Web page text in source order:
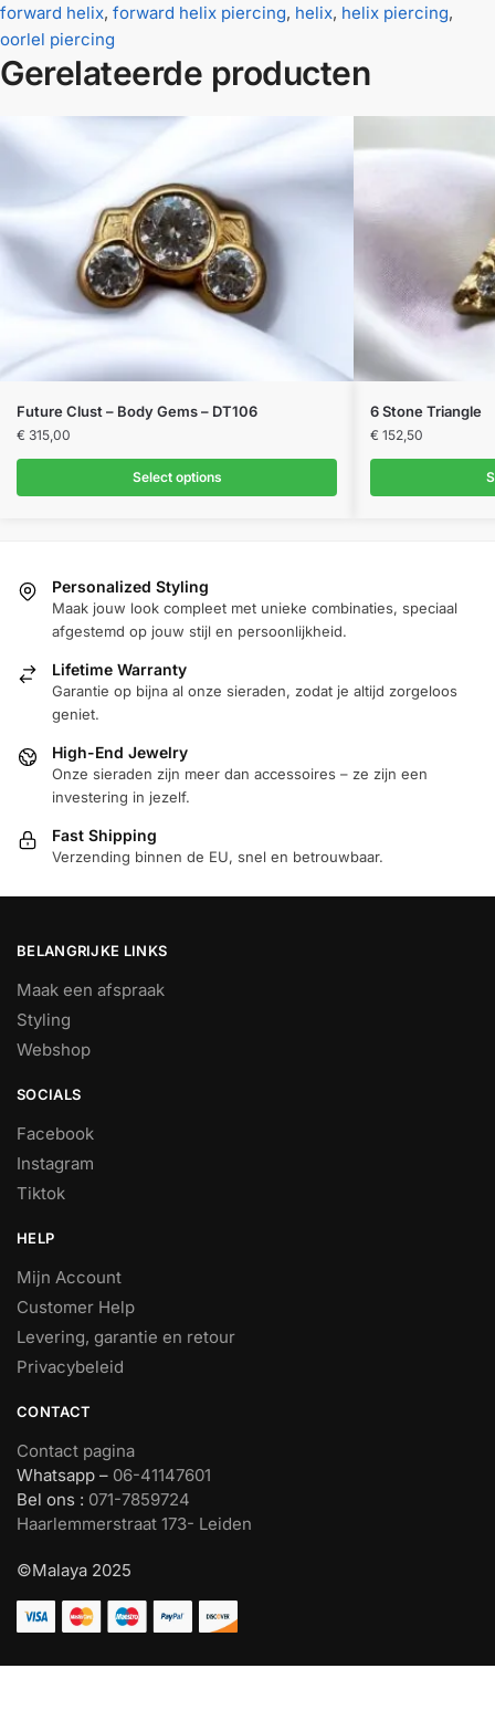
forward helix, forward helix piercing, helix, helix piercing,
oorlel piercing
Gerelateerde producten
Future Clust – Body Gems – DT106
€ 315,00
Select options
6 Stone Triangle
€ 152,50
Personalized Styling
Maak jouw look compleet met unieke combinaties, speciaal
afgestemd op jouw stijl en persoonlijkheid.
Lifetime Warranty
Garantie op bijna al onze sieraden, zodat je altijd zorgeloos
geniet.
High-End Jewelry
Onze sieraden zijn meer dan accessoires – ze zijn een
investering in jezelf.
Fast Shipping
Verzending binnen de EU, snel en betrouwbaar.
BELANGRIJKE LINKS
Maak een afspraak
Styling
Webshop
SOCIALS
Facebook
Instagram
Tiktok
HELP
Mijn Account
Customer Help
Levering, garantie en retour
Privacybeleid
CONTACT
Contact pagina
Whatsapp – 06-41147601
Bel ons : 071-7859724
Haarlemmerstraat 173- Leiden
©Malaya 2025